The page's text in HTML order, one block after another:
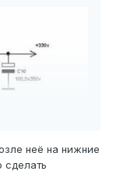
неё на нижние
сделать